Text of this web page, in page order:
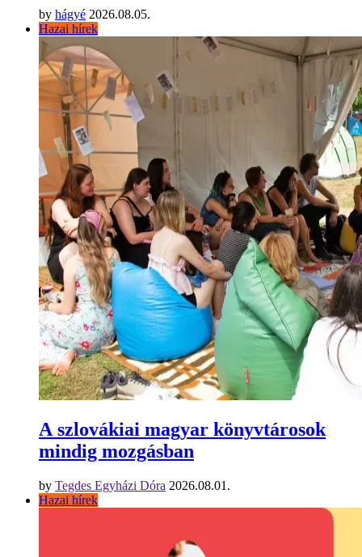
by hágyé 2026.08.05.
Hazai hírek
A szlovákiai magyar könyvtárosok
mindig mozgásban
by Tegdes Egyházi Dóra 2026.08.01.
Hazai hírek